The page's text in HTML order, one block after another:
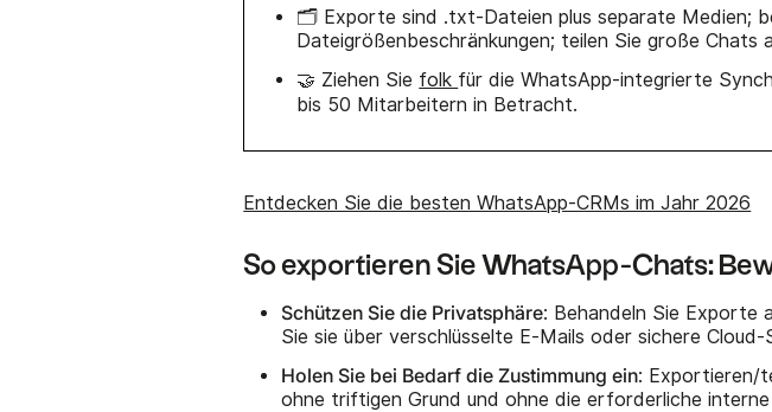
🗂️ Exporte sind .txt-Dateien plus separate Medien;
Dateigrößenbeschränkungen; teilen Sie große Chats
🤝 Ziehen Sie folk für die WhatsApp-integrierte
bis 50 Mitarbeitern in Betracht.
Entdecken Sie die besten WhatsApp-CRMs im Jahr 2026
So exportieren Sie WhatsApp-Chats:
Schützen Sie die Privatsphäre: Behandeln Sie Exporte
Sie sie über verschlüsselte E-Mails oder sichere
Holen Sie bei Bedarf die Zustimmung ein: Exportieren/
ohne triftigen Grund und ohne die erforderliche interne